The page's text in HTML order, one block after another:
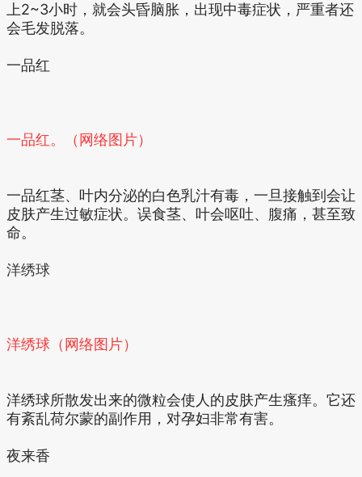
上2~3小时，就会头昏脑胀，出现中毒症状，严重者还
会毛发脱落。
一品红
一品红。（网络图片）
一品红茎、叶内分泌的白色乳汁有毒，一旦接触到会让
皮肤产生过敏症状。误食茎、叶会呕吐、腹痛，甚至致
命。
洋绣球
洋绣球（网络图片）
洋绣球所散发出来的微粒会使人的皮肤产生瘙痒。它还
有紊乱荷尔蒙的副作用，对孕妇非常有害。
夜来香